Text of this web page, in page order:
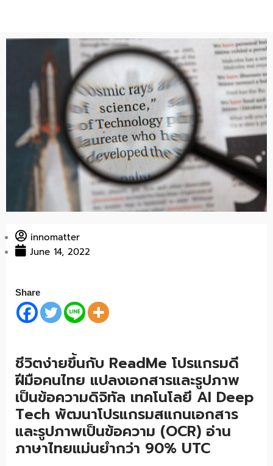
innomatter
June 14, 2022
Share
ชีวิตง่ายขึ้นกับ ReadMe โปรแกรมดี
ฝีมือคนไทย แปลงเอกสารและรูปภาพ
เป็นข้อความดิจิทัล เทคโนโลยี AI Deep
Tech พัฒนาโปรแกรมสแกนเอกสาร
และรูปภาพเป็นข้อความ (OCR) อ่าน
ภาษาไทยแม่นยำกว่า 90% UTC